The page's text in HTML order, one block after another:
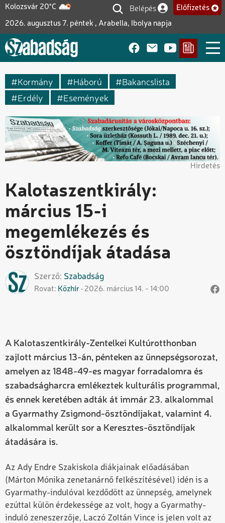
Ugrás
tartalomra
Kolozsvár 20°C
2026. augusztus 7. péntek , Arabella, Ibolya napja
Felhasználói fiók
Belépés Előfizetés
Kormány Háború
Bakancslista
Erdély
Események
Hirdetés
Kalotaszentkirály:
március 15-i
megemlékezés és
ösztöndíjak átadása
Szerző Szabadság
Rovat Közhír 2026. március 14. - 14:00
A Kalotaszentkirály-Zentelkei Kultúrotthonban
zajlott március 13-án, pénteken az ünnepségsorozat,
amelyen az 1848-49-es magyar forradalomra és
szabadságharcra emlékeztek kulturális programmal,
és ennek keretében adták át immár 23. alkalommal
a Gyarmathy Zsigmond-ösztöndíjakat, valamint 4.
alkalommal került sor a Keresztes-ösztöndíjak
átadására is.
Az Ady Endre Szakiskola diákjainak előadásában
(Márton Mónika zenetanárnő felkészítésével) idén is a
Gyarmathy-indulóval kezdődött az ünnepség, amelynek
ezúttal külön érdekessége az volt, hogy a Gyarmathy-
induló zeneszerzője, Laczó Zoltán Vince is jelen volt az